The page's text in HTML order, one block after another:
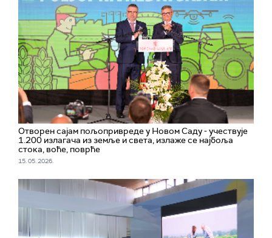
Отворен сајам пољопривреде у Новом Саду - учествује
1.200 излагача из земље и света, излаже се најбоља
стока, воће, поврће
15. 05. 2026.